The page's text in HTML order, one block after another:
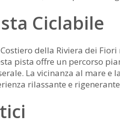
Ciclabile
della Riviera dei
pista offre un percorso
La vicinanza al mare e
rilassante e